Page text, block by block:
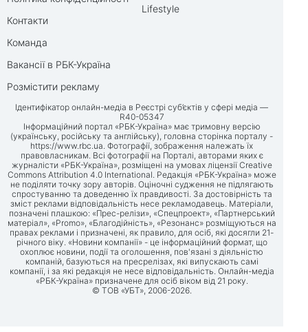
Контакти
Команда
Вакансії в РБК-Україна
Розмістити рекламу
Lifestyle
Ідентифікатор онлайн-медіа в Реєстрі суб’єктів у сфері медіа —
R40-05347
Інформаційний портал «РБК-Україна» має тримовну версію
(українську, російську та англійську), головна сторінка порталу -
https://www.rbc.ua. Фотографії, зображення належать їх
правовласникам. Всі фотографії на Порталі, авторами яких є
журналісти «РБК-Україна», розміщені на умовах ліцензії Creative
Commons Attribution 4.0 International. Редакція «РБК-Україна» може
не поділяти точку зору авторів. Оціночні судження не підлягають
спростуванню та доведенню їх правдивості. За достовірність та
зміст реклами відповідальність несе рекламодавець. Матеріали,
позначені плашкою: «Прес-релізи», «Спецпроект», «Партнерський
матеріал», «Promo», «Благодійність», «Резонанс» розміщуються на
правах реклами і призначені, як правило, для осіб, які досягли 21-
річного віку. «Новини компанії» - це інформаційний формат, що
охоплює новини, події та оголошення, пов'язані з діяльністю
компаній, базуються на пресрелізах, які випускають самі
компанії, і за які редакція не несе відповідальність. Онлайн-медіа
«РБК-Україна» призначене для осіб віком від 21 року.
© ТОВ «УБТ», 2006-2026.